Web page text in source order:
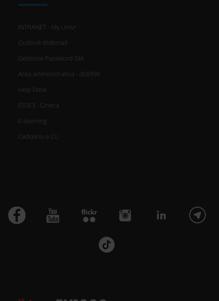
INTRANET - My Univr
Outlook Webmail
Gestione Password GIA
Area amministrativa - dbERW
Help Desk
ESSE3 - Cineca
E-learning
Cedolino e CU